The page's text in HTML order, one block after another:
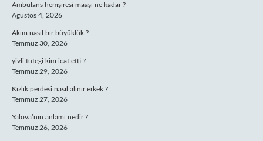
Ambulans hemşiresi maaşı ne kadar ?
Ağustos 4, 2026
Akım nasıl bir büyüklük ?
Temmuz 30, 2026
yivli tüfeği kim icat etti ?
Temmuz 29, 2026
Kızlık perdesi nasıl alınır erkek ?
Temmuz 27, 2026
Yalova’nın anlamı nedir ?
Temmuz 26, 2026